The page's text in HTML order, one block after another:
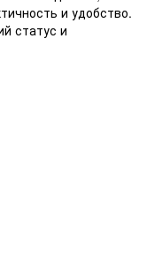
и удобство.
статус и